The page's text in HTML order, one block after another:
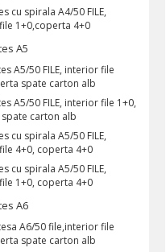
cu spirala A4/50 FILE,
1+0,coperta 4+0
A5
A5/50 FILE, interior file
spate carton alb
A5/50 FILE, interior file 1+0,
carton alb
cu spirala A5/50 FILE,
4+0, coperta 4+0
cu spirala A5/50 FILE,
1+0, coperta 4+0
A6
A6/50 file,interior file
spate carton alb